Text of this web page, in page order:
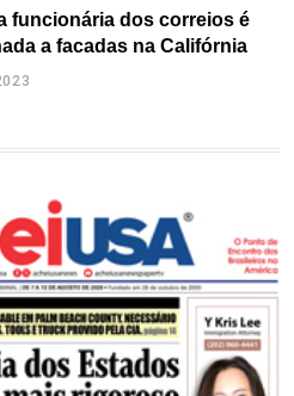
funcionária dos correios é
a facadas na Califórnia